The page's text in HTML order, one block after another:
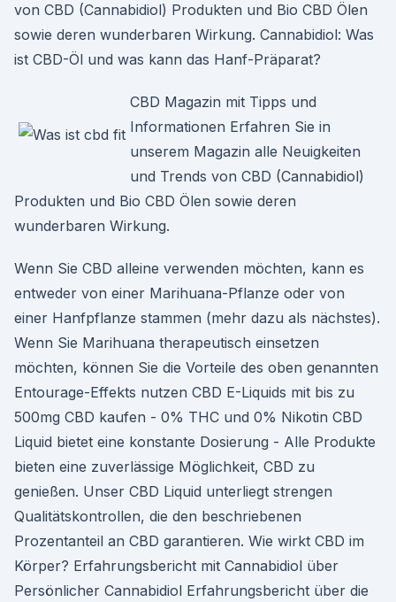
von CBD (Cannabidiol) Produkten und Bio CBD Ölen
sowie deren wunderbaren Wirkung. Cannabidiol: Was
ist CBD-Öl und was kann das Hanf-Präparat?
CBD Magazin mit Tipps und
Informationen Erfahren Sie in
unserem Magazin alle Neuigkeiten
und Trends von CBD (Cannabidiol)
Produkten und Bio CBD Ölen sowie deren
wunderbaren Wirkung.
Wenn Sie CBD alleine verwenden möchten, kann es
entweder von einer Marihuana-Pflanze oder von
einer Hanfpflanze stammen (mehr dazu als nächstes).
Wenn Sie Marihuana therapeutisch einsetzen
möchten, können Sie die Vorteile des oben genannten
Entourage-Effekts nutzen CBD E-Liquids mit bis zu
500mg CBD kaufen - 0% THC und 0% Nikotin CBD
Liquid bietet eine konstante Dosierung - Alle Produkte
bieten eine zuverlässige Möglichkeit, CBD zu
genießen. Unser CBD Liquid unterliegt strengen
Qualitätskontrollen, die den beschriebenen
Prozentanteil an CBD garantieren. Wie wirkt CBD im
Körper? Erfahrungsbericht mit Cannabidiol über
Persönlicher Cannabidiol Erfahrungsbericht über die